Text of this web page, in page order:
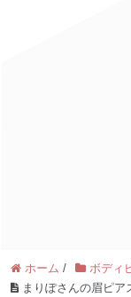
ホーム / ボディ
まりぽさんの眉ピア